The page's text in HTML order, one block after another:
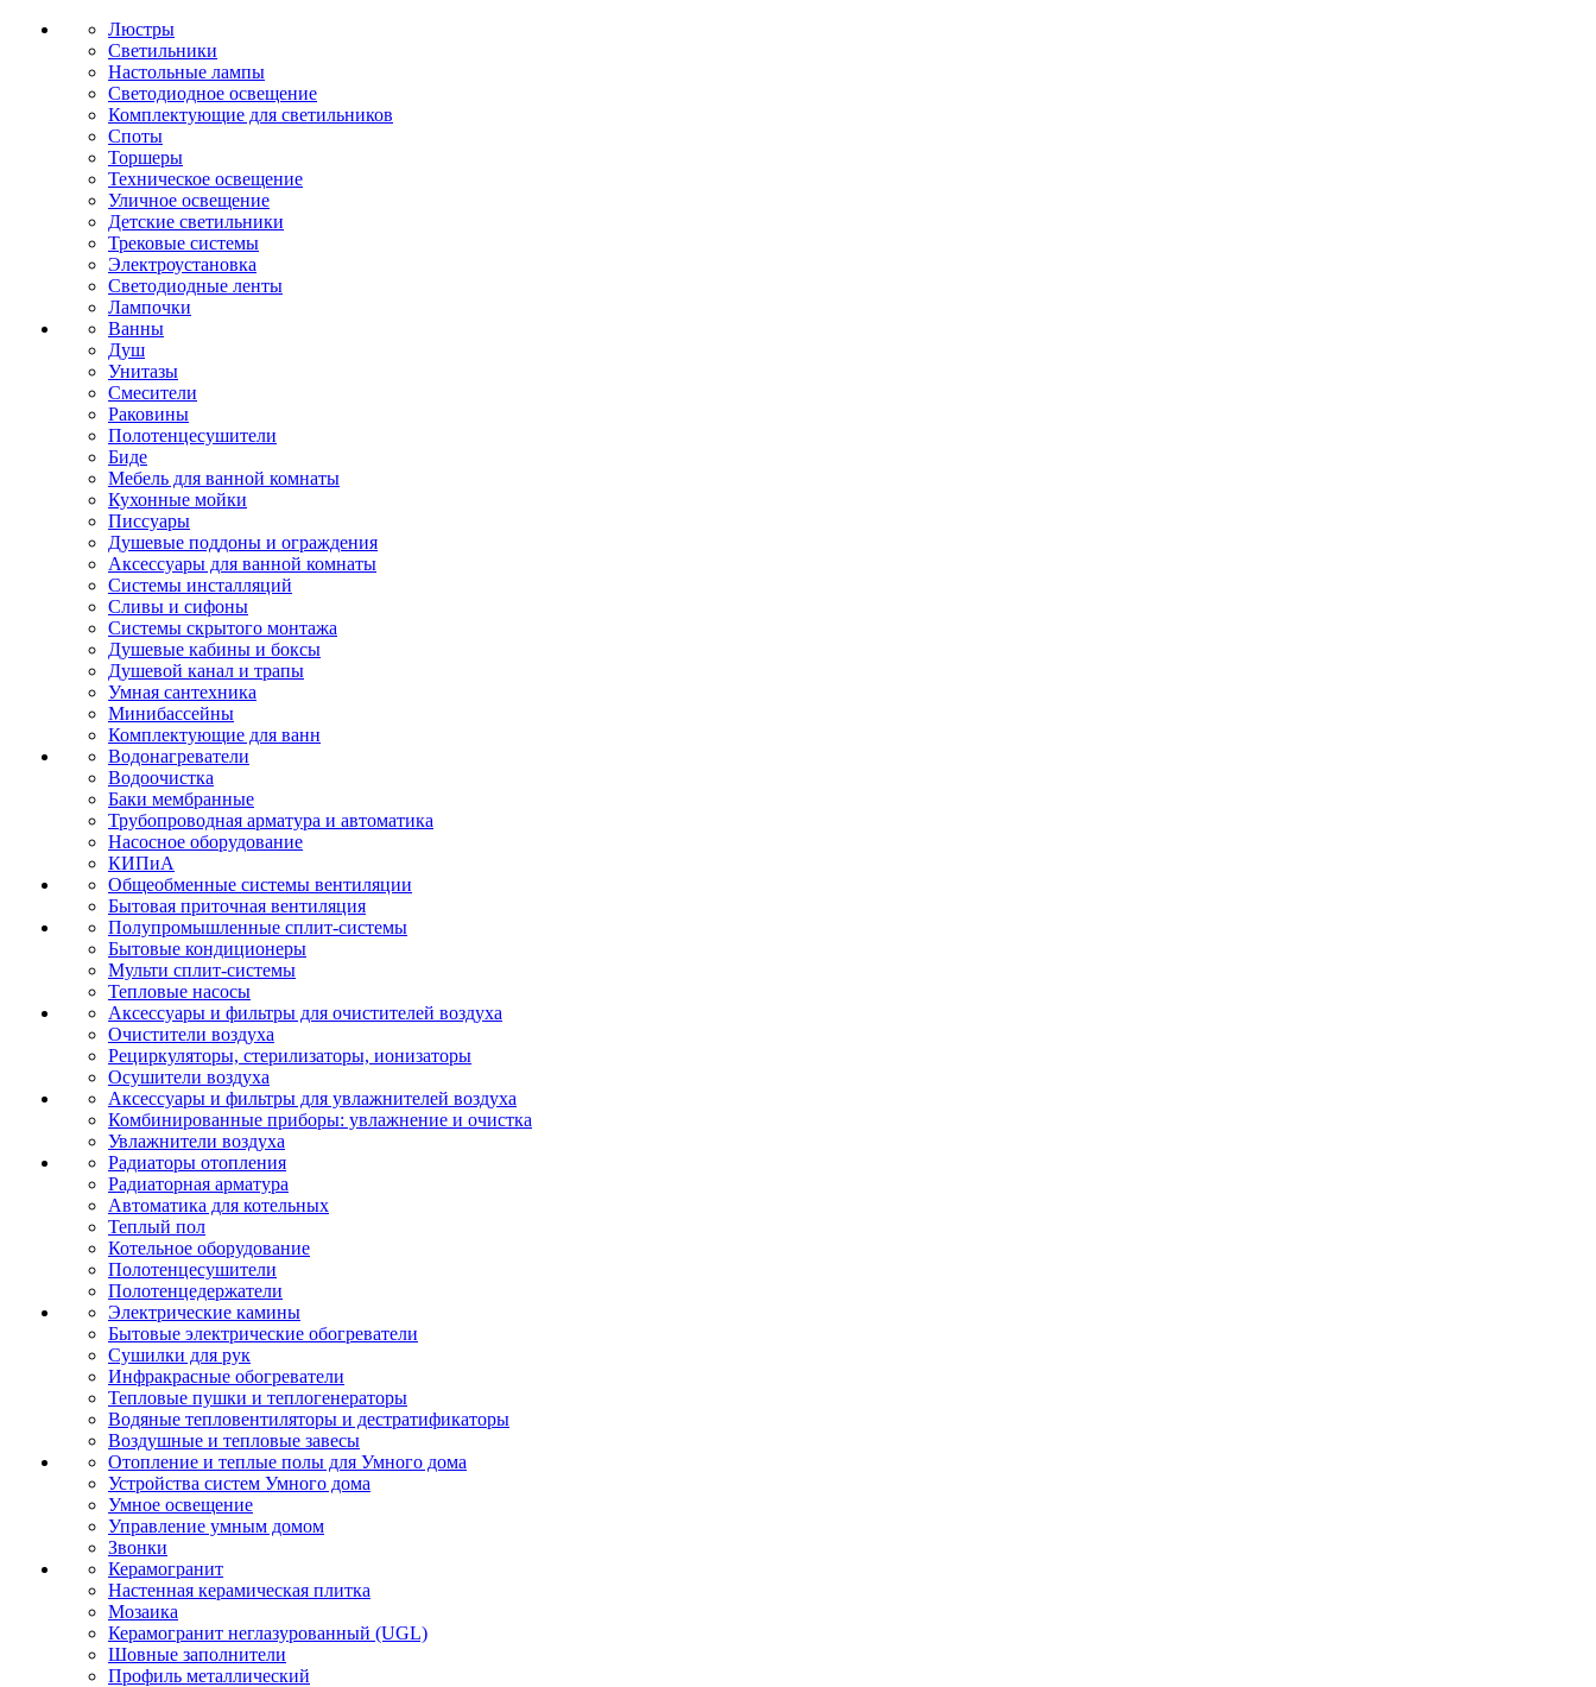
Люстры
Светильники
Настольные лампы
Светодиодное освещение
Комплектующие для светильников
Споты
Торшеры
Техническое освещение
Уличное освещение
Детские светильники
Трековые системы
Электроустановка
Светодиодные ленты
Лампочки
Ванны
Душ
Унитазы
Смесители
Раковины
Полотенцесушители
Биде
Мебель для ванной комнаты
Кухонные мойки
Писсуары
Душевые поддоны и ограждения
Аксессуары для ванной комнаты
Системы инсталляций
Сливы и сифоны
Системы скрытого монтажа
Душевые кабины и боксы
Душевой канал и трапы
Умная сантехника
Минибассейны
Комплектующие для ванн
Водонагреватели
Водоочистка
Баки мембранные
Трубопроводная арматура и автоматика
Насосное оборудование
КИПиА
Общеобменные системы вентиляции
Бытовая приточная вентиляция
Полупромышленные сплит-системы
Бытовые кондиционеры
Мульти сплит-системы
Тепловые насосы
Аксессуары и фильтры для очистителей воздуха
Очистители воздуха
Рециркуляторы, стерилизаторы, ионизаторы
Осушители воздуха
Аксессуары и фильтры для увлажнителей воздуха
Комбинированные приборы: увлажнение и очистка
Увлажнители воздуха
Радиаторы отопления
Радиаторная арматура
Автоматика для котельных
Теплый пол
Котельное оборудование
Полотенцесушители
Полотенцедержатели
Электрические камины
Бытовые электрические обогреватели
Сушилки для рук
Инфракрасные обогреватели
Тепловые пушки и теплогенераторы
Водяные тепловентиляторы и дестратификаторы
Воздушные и тепловые завесы
Отопление и теплые полы для Умного дома
Устройства систем Умного дома
Умное освещение
Управление умным домом
Звонки
Керамогранит
Настенная керамическая плитка
Мозаика
Керамогранит неглазурованный (UGL)
Шовные заполнители
Профиль металлический